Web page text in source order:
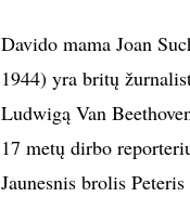
Davido mama Joan
1944) yra britų
Ludwigą Van
17 metų dirbo
Jaunesnis brolis